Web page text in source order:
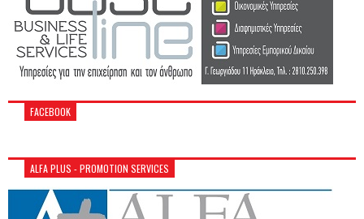
FACEBOOK
ALFA PLUS - PROMOTION SERVICES